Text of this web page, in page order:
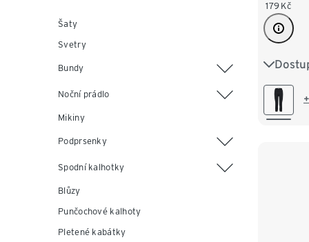
Šaty
Svetry
Bundy
Noční prádlo
Mikiny
Podprsenky
Spodní kalhotky
Blůzy
Punčochové kalhoty
Pletené kabátky
179 Kč
S 36/38
L 44/46